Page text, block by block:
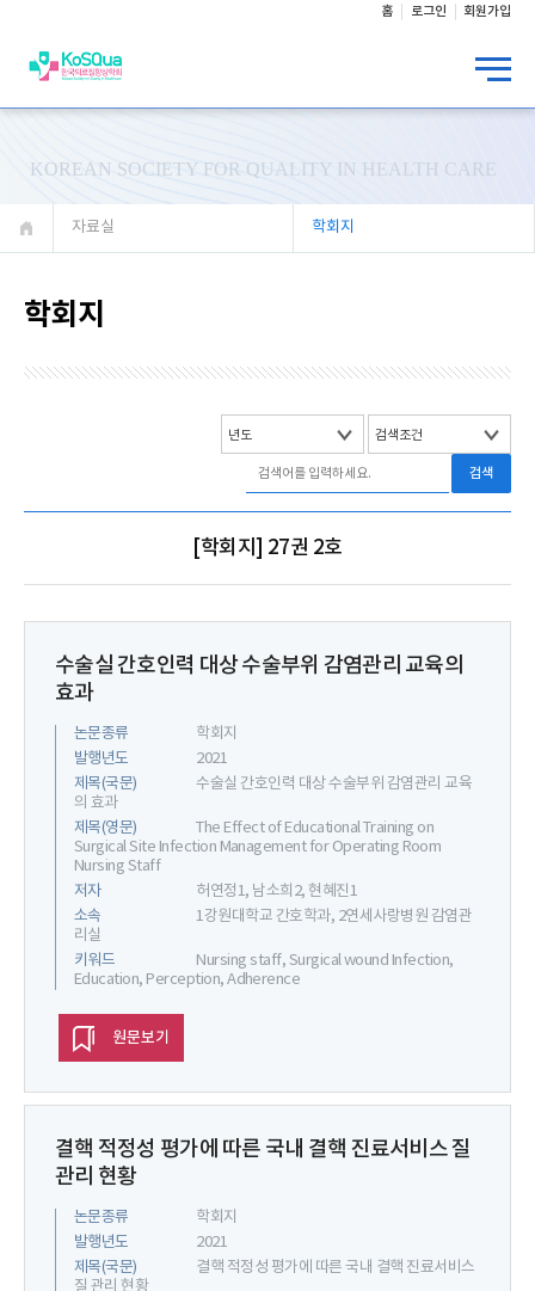
홈 로그인 회원가입
KOREAN SOCIETY FOR QUALITY IN HEALTH CARE
자료실 학회지
학회지
검색
[학회지] 27권 2호
수술실 간호인력 대상 수술부위 감염관리 교육의
효과
논문종류
학회지
발행년도
2021
제목(국문)
수술실 간호인력 대상 수술부위 감염관리 교육
의 효과
제목(영문)
The Effect of Educational Training on
Surgical Site Infection Management for Operating Room
Nursing Staff
저자
허연정1, 남소희2, 현혜진1
소속
1강원대학교 간호학과, 2연세사랑병원 감염관
리실
키워드
Nursing staff, Surgical wound Infection,
Education, Perception, Adherence
원문보기
결핵 적정성 평가에 따른 국내 결핵 진료서비스 질
관리 현황
논문종류
학회지
발행년도
2021
제목(국문)
결핵 적정성 평가에 따른 국내 결핵 진료서비스
질 관리 현황